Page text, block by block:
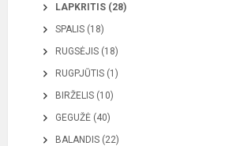
LAPKRITIS (28)
SPALIS (18)
RUGSĖJIS (18)
RUGPJŪTIS (1)
BIRŽELIS (10)
GEGUŽĖ (40)
BALANDIS (22)